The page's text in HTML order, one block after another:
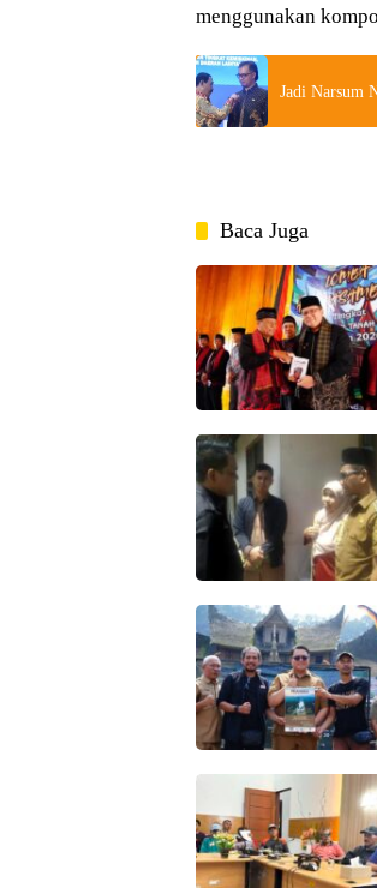
menggunakan
Jadi Narsum
Baca Juga